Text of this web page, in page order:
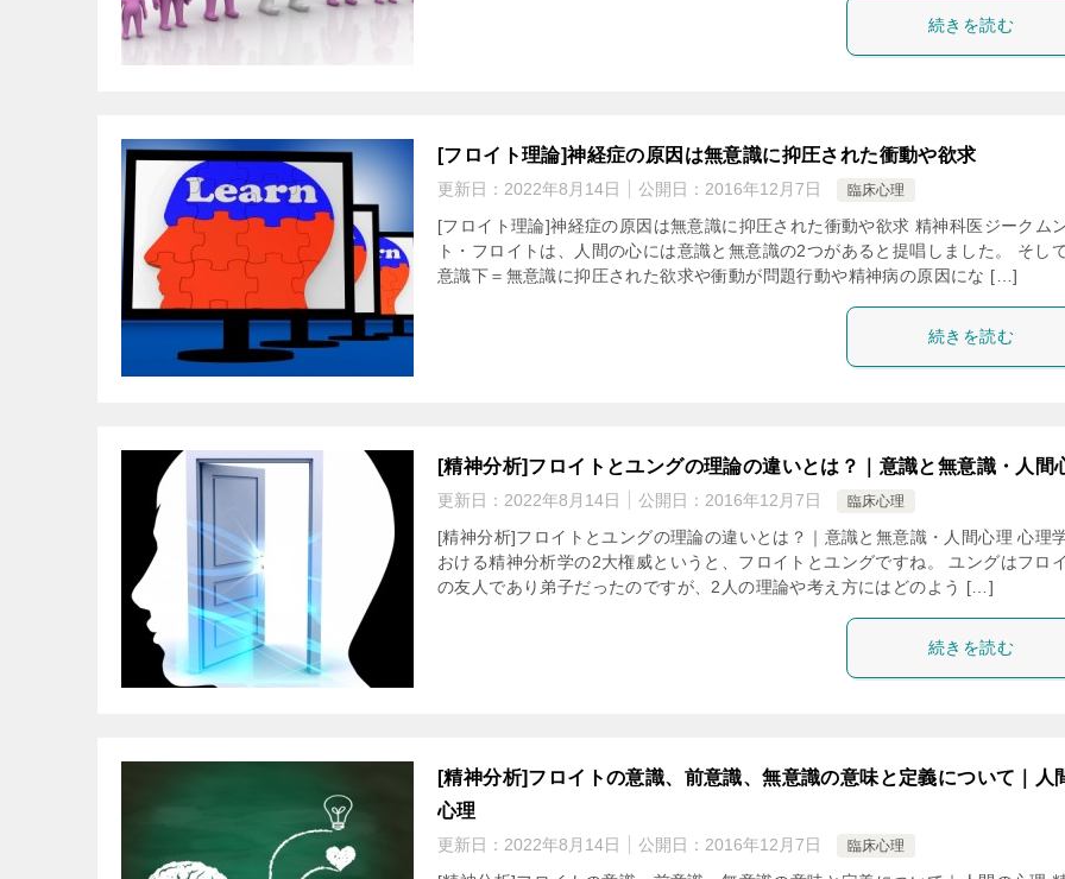
続きを読む
[フロイト理論]神経症の原因は無意識に抑圧された衝動や欲求
更新日： 2022年8月14日 公開日： 2016年12月7日 臨床心理
[フロイト理論]神経症の原因は無意識に抑圧された衝動や欲求 精神科医ジークム
ト・フロイトは、人間の心には意識と無意識の2つがあると提唱しました。 そして
意識下＝無意識に抑圧された欲求や衝動が問題行動や精神病の原因にな […]
続きを読む
[精神分析]フロイトとユングの理論の違いとは？｜意識と無意識・人間
更新日： 2022年8月14日 公開日： 2016年12月7日 臨床心理
[精神分析]フロイトとユングの理論の違いとは？｜意識と無意識・人間心理 心理
おける精神分析学の2大権威というと、フロイトとユングですね。 ユングはフロ
の友人であり弟子だったのですが、2人の理論や考え方にはどのよう […]
続きを読む
[精神分析]フロイトの意識、前意識、無意識の意味と定義について｜人
心理
更新日： 2022年8月14日 公開日： 2016年12月7日 臨床心理